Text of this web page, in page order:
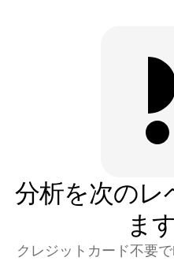
分析を次のレ
ま
クレジットカード不要